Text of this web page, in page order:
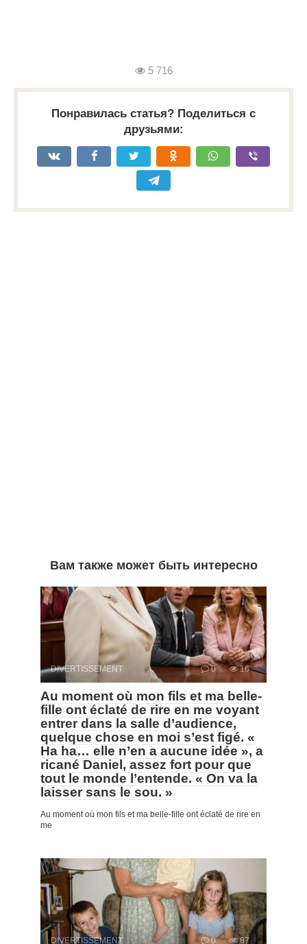
5 716
Понравилась статья? Поделиться с
друзьями:
Вам также может быть интересно
DIVERTISSEMENT 0 16
Au moment où mon fils et ma belle-
fille ont éclaté de rire en me voyant
entrer dans la salle d’audience,
quelque chose en moi s’est figé. «
Ha ha… elle n’en a aucune idée », a
ricané Daniel, assez fort pour que
tout le monde l’entende. « On va la
laisser sans le sou. »
Au moment où mon fils et ma belle-fille ont éclaté de rire en
me
DIVERTISSEMENT 0 87